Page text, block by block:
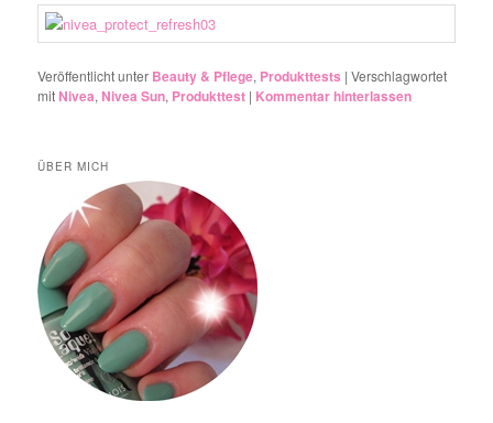
Veröffentlicht unter Beauty & Pflege, Produkttests |Verschlagwortet
mitNivea,Nivea Sun, Produkttest | Kommentar hinterlassen
ÜBER MICH